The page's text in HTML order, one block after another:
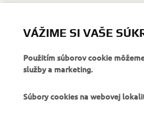
FIREMNÉ STRÁNKY B2B
VÁŽIME SI VAŠE
Použitím súborov cookie
služby a marketing.
Súbory cookies na webovej